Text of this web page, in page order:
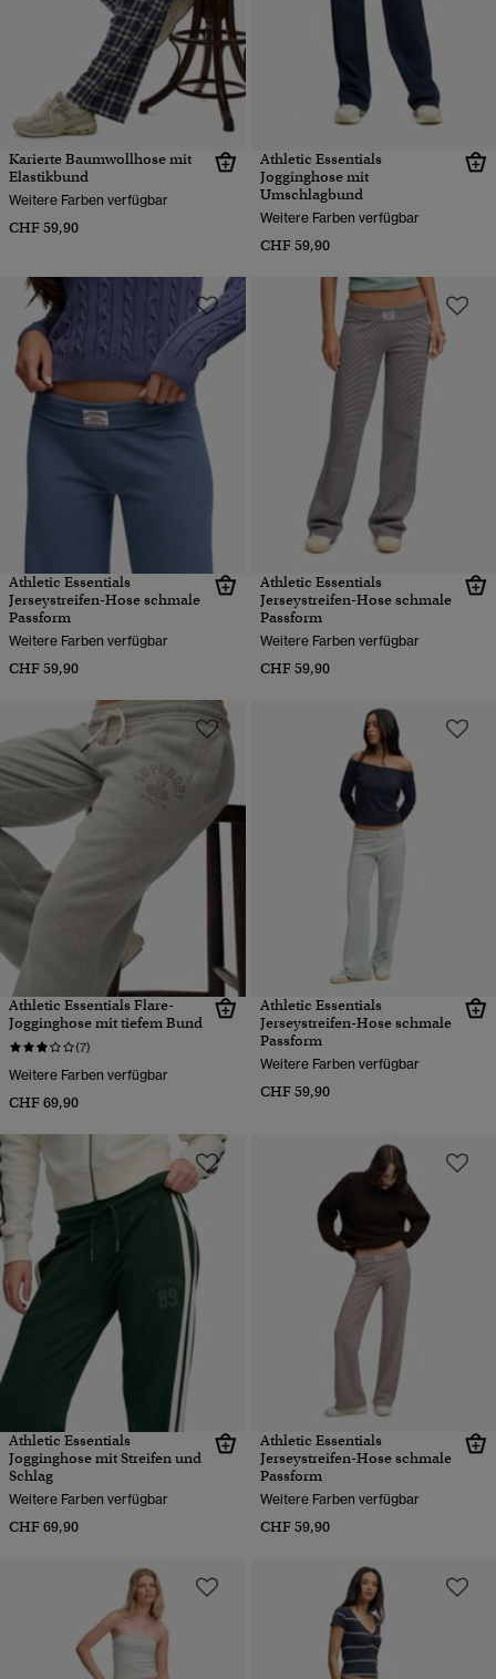
Karierte Baumwollhose mit
Elastikbund
Weitere Farben verfügbar
CHF 59,90
Athletic Essentials
Jogginghose mit
Umschlagbund
Weitere Farben verfügbar
CHF 59,90
Athletic Essentials
Jerseystreifen-Hose schmale
Passform
Weitere Farben verfügbar
CHF 59,90
Athletic Essentials
Jerseystreifen-Hose schmale
Passform
Weitere Farben verfügbar
CHF 59,90
Athletic Essentials Flare-
Jogginghose mit tiefem Bund
(7)
Weitere Farben verfügbar
CHF 69,90
Athletic Essentials
Jerseystreifen-Hose schmale
Passform
Weitere Farben verfügbar
CHF 59,90
Athletic Essentials
Jogginghose mit Streifen und
Schlag
Weitere Farben verfügbar
CHF 69,90
Athletic Essentials
Jerseystreifen-Hose schmale
Passform
Weitere Farben verfügbar
CHF 59,90